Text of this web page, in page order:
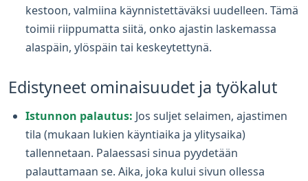
kestoon, valmiina käynnistettäväksi uudelleen. Tämä
toimii riippumatta siitä, onko ajastin laskemassa
alaspäin, ylöspäin tai keskeytettynä.
Edistyneet ominaisuudet ja työkalut
Istunnon palautus: Jos suljet selaimen, ajastimen
tila (mukaan lukien käyntiaika ja ylitysaika)
tallennetaan. Palaessasi sinua pyydetään
palauttamaan se. Aika, joka kului sivun ollessa